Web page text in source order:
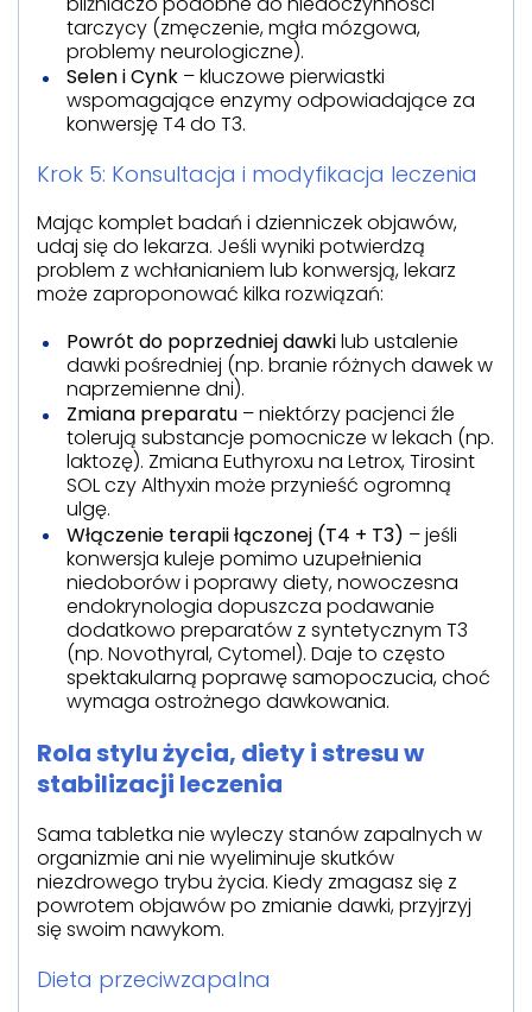
tarczycy (zmęczenie, mgła mózgowa,
problemy neurologiczne).
Selen i Cynk – kluczowe pierwiastki
wspomagające enzymy odpowiadające za
konwersję T4 do T3.
Krok 5: Konsultacja i modyfikacja leczenia
Mając komplet badań i dzienniczek objawów,
udaj się do lekarza. Jeśli wyniki potwierdzą
problem z wchłanianiem lub konwersją, lekarz
może zaproponować kilka rozwiązań:
Powrót do poprzedniej dawkilub ustalenie
dawki pośredniej (np. branie różnych dawek w
naprzemienne dni).
Zmiana preparatu – niektórzy pacjenci źle
tolerują substancje pomocnicze w lekach (np.
laktozę). Zmiana Euthyroxu na Letrox, Tirosint
SOL czy Althyxin może przynieść ogromną
ulgę.
Włączenie terapii łączonej (T4 + T3) – jeśli
konwersja kuleje pomimo uzupełnienia
niedoborów i poprawy diety, nowoczesna
endokrynologia dopuszcza podawanie
dodatkowo preparatów z syntetycznym T3
(np. Novothyral, Cytomel). Daje to często
spektakularną poprawę samopoczucia, choć
wymaga ostrożnego dawkowania.
Rola stylu życia, diety i stresu w
stabilizacji leczenia
Sama tabletka nie wyleczy stanów zapalnych w
organizmie ani nie wyeliminuje skutków
niezdrowego trybu życia. Kiedy zmagasz się z
powrotem objawów po zmianie dawki, przyjrzyj
się swoim nawykom.
Dieta przeciwzapalna